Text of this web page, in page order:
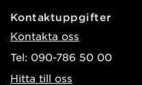
Kontaktuppgifter
Kontakta oss
Tel: 090-786 50 00
Hitta till oss